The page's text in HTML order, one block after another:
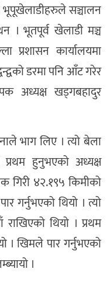
भूपूखेलाडीहरुले सञ्चालन
। भूतपूर्व खेलाडी मञ्च
कार्यालयमा
डरमा पनि आँट गरेर
अध्यक्ष खड्गबहादुर
भाग लिए । त्यो बेला
हुनुभएको अध्यक्ष
गिरी ४२.१९५ किमीको
गर्नुभएको थियो । त्यो
थियो । प्रथम
खिमले पार गर्नुभएको
।